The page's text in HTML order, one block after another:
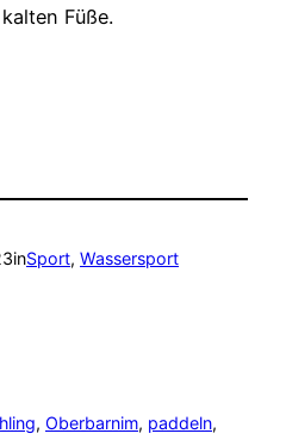
Füße.
inSport, Wassersport
, Oberbarnim, paddeln